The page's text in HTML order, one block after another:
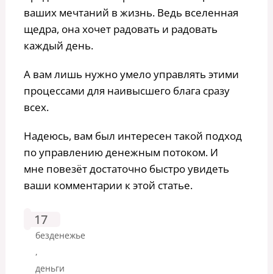
ваших мечтаний в жизнь. Ведь вселенная
щедра, она хочет радовать и радовать
каждый день.
А вам лишь нужно умело управлять этими
процессами для наивысшего блага сразу
всех.
Надеюсь, вам был интересен такой подход
по управлению денежным потоком. И
мне повезёт достаточно быстро увидеть
ваши комментарии к этой статье.
безденежье
,
деньги
17